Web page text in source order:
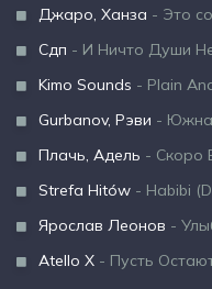
Джаро, Ханза - Это
Сдп - И Ничто Души
Kimo Sounds - Plain
Gurbanov, Рэви -
Плачь, Адель - Скоро
Strefa Hitów - Habibi
Ярослав Леонов -
Atello X - Пусть